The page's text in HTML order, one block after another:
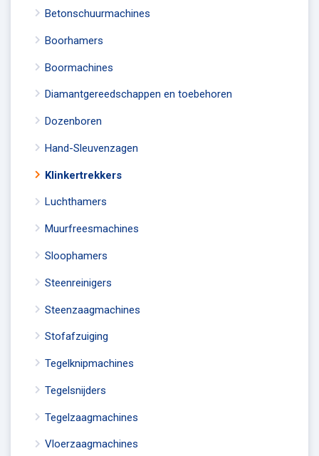
Betonschuurmachines
Boorhamers
Boormachines
Diamantgereedschappen en toebehoren
Dozenboren
Hand-Sleuvenzagen
Klinkertrekkers
Luchthamers
Muurfreesmachines
Sloophamers
Steenreinigers
Steenzaagmachines
Stofafzuiging
Tegelknipmachines
Tegelsnijders
Tegelzaagmachines
Vloerzaagmachines